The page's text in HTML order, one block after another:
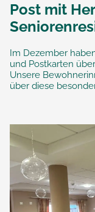
Post mit
Im Dezember
und Postkarten
Unsere
über diese